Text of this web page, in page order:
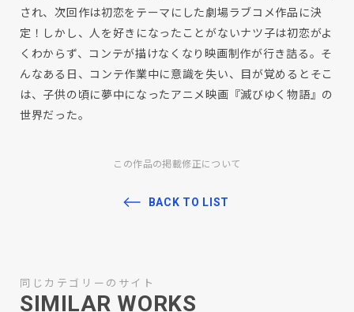
され、次回作は初恋をテーマにした劇場ラブコメ作品に決
定！しかし、人を好きになったことがないナツ子は初恋がよ
くわからず、コンテが描けなくなり映画制作が行き詰る。そ
んなある日、コンテ作業中に意識を失い、目が覚めるとそこ
は、子供の頃に夢中になったアニメ映画『滅びゆく物語』の
世界だった。
この作品の掲載修正について
BACK TO LIST
同じカテゴリーのサイト
SIMILAR WORKS